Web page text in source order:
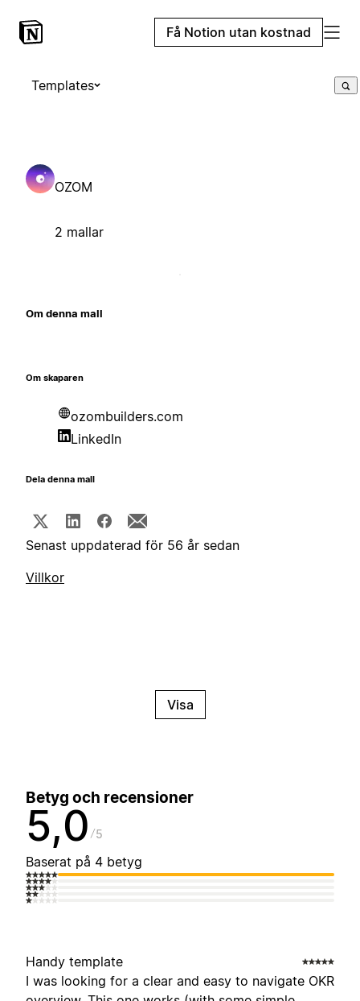
Få Notion utan kostnad
Templates
OZOM
2 mallar
Om denna mall
Om skaparen
ozombuilders.com
LinkedIn
Dela denna mall
Senast uppdaterad för 56 år sedan
Villkor
Visa
Betyg och recensioner
5,0 5
Baserat på 4 betyg
Handy template
I was looking for a clear and easy to navigate OKR